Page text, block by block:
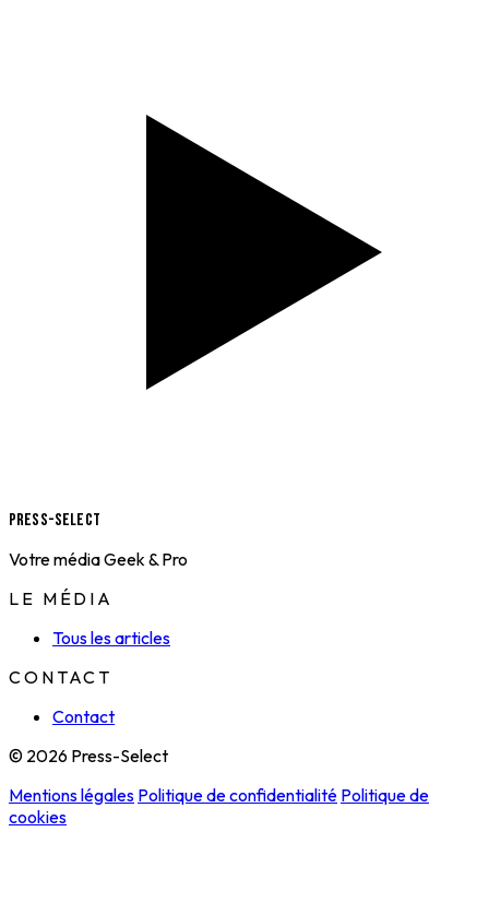
Press-Select
Votre média Geek & Pro
LE MÉDIA
Tous les articles
CONTACT
Contact
© 2026 Press-Select
Mentions légales Politique de confidentialité Politique de
cookies